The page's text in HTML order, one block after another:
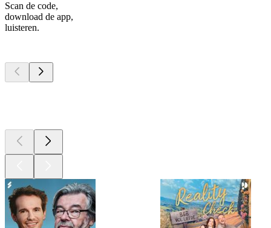
Scan de code,
download de app,
luisteren.